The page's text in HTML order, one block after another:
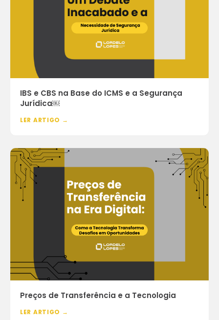
IBS e CBS na Base do ICMS e a Segurança
Jurídica￼
LER ARTIGO →
Preços de Transferência e a Tecnologia
LER ARTIGO →